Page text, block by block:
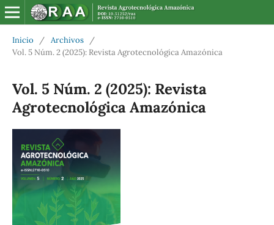
Inicio / Archivos
/
Vol. 5 Núm. 2 (2025): Revista Agrotecnológica Amazónica
Vol. 5 Núm. 2 (2025): Revista
Agrotecnológica Amazónica